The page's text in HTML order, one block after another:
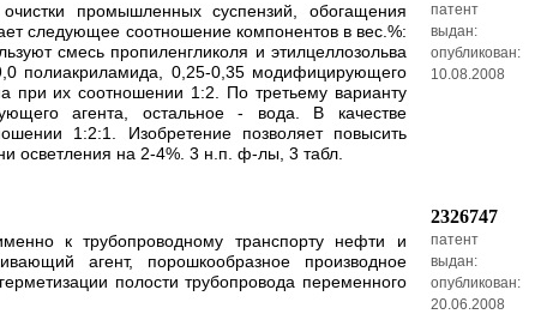
промышленных суспензий, обогащения
следующее соотношение компонентов в вес.%:
смесь пропиленгликоля и этилцеллозольва
полиакриламида, 0,25-0,35 модифицирующего
при их соотношении 1:2. По третьему варианту
агента, остальное - вода. В качестве
1:2:1. Изобретение позволяет повысить
осветления на 2-4%. 3 н.п. ф-лы, 3 табл.
патент
выдан:
опубликован:
10.08.2008
к трубопроводному транспорту нефти и
агент, порошкообразное производное
полости трубопровода переменного
2326747
патент
выдан:
опубликован:
20.06.2008